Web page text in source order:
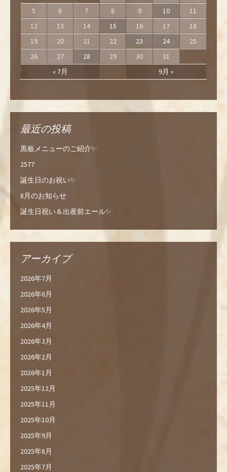
« 7月 9月 »
5 6 7 8 9 10
11
12
13 14 15 16 17
18
19
20 21 22 23 24
25
26
27 28 29 30 31
最近の投稿
黒板メニューのご紹介✨
2577
誕生日のお祝い✨
8月のお知らせ
誕生日祝い＆出産前エール✨
アーカイブ
2026年7月
2026年6月
2026年5月
2026年4月
2026年3月
2026年2月
2026年1月
2025年12月
2025年11月
2025年10月
2025年9月
2025年8月
2025年7月